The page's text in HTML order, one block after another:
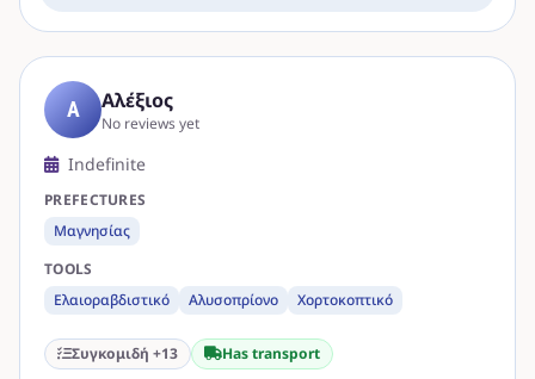
Α Αλέξιος
No reviews yet
Indefinite
PREFECTURES
Μαγνησίας
TOOLS
Ελαιοραβδιστικό
Αλυσοπρίονο Χορτοκοπτικό
Συγκομιδή +13 Has transport